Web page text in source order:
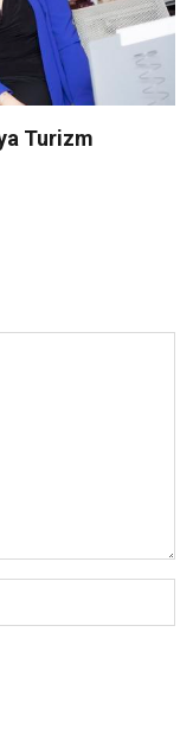
Turizm